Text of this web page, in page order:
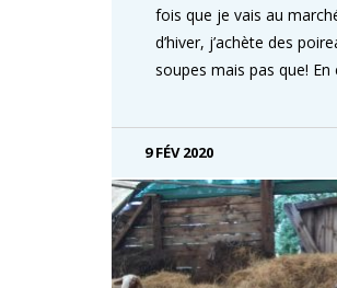
fois que je vais au
d’hiver, j’achète des
soupes mais pas que! En
9 FÉV 2020